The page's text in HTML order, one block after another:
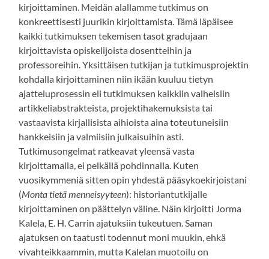
kirjoittaminen. Meidän alallamme tutkimus on
konkreettisesti juurikin kirjoittamista. Tämä läpäisee
kaikki tutkimuksen tekemisen tasot gradujaan
kirjoittavista opiskelijoista dosentteihin ja
professoreihin. Yksittäisen tutkijan ja tutkimusprojektin
kohdalla kirjoittaminen niin ikään kuuluu tietyn
ajatteluprosessin eli tutkimuksen kaikkiin vaiheisiin
artikkeliabstrakteista, projektihakemuksista tai
vastaavista kirjallisista aihioista aina toteutuneisiin
hankkeisiin ja valmiisiin julkaisuihin asti.
Tutkimusongelmat ratkeavat yleensä vasta
kirjoittamalla, ei pelkällä pohdinnalla. Kuten
vuosikymmeniä sitten opin yhdestä pääsykoekirjoistani
(Monta tietä menneisyyteen): historiantutkijalle
kirjoittaminen on päättelyn väline. Näin kirjoitti Jorma
Kalela, E. H. Carrin ajatuksiin tukeutuen. Saman
ajatuksen on taatusti todennut moni muukin, ehkä
vivahteikkaammin, mutta Kalelan muotoilu on